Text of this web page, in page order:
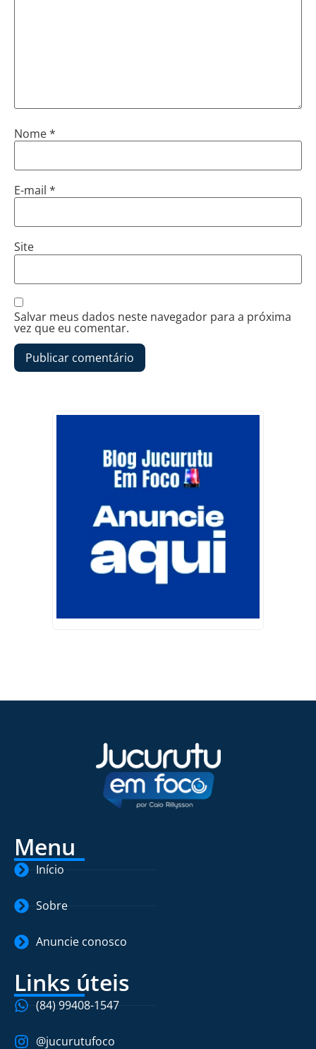
Nome*
E-mail *
Site
Salvar meus dados neste navegador para a próxima
vez que eu comentar.
Menu
Início
Sobre
Anuncie conosco
Links úteis
(84) 99408-1547
@jucurutufoco